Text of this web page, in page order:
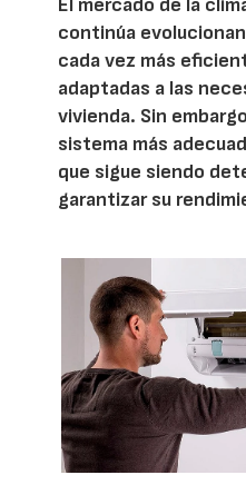
continúa
cada vez más
adaptadas a las
vivienda. Sin
sistema más
que sigue siendo
garantizar su